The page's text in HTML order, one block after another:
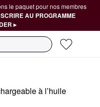
le paquet pour nos membres
AU PROGRAMME
▸
à l’huile